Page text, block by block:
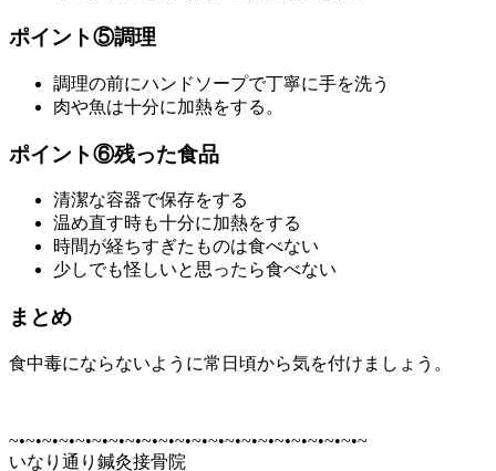
ポイント⑤調理
調理の前にハンドソープで丁寧に手を洗う
肉や魚は十分に加熱をする。
ポイント⑥残った食品
清潔な容器で保存をする
温め直す時も十分に加熱をする
時間が経ちすぎたものは食べない
少しでも怪しいと思ったら食べない
まとめ
食中毒にならないように常日頃から気を付けましょう。
~•~•~•~•~•~•~•~•~•~•~•~•~•~•~•~•~•~•~•~•~•~
いなり通り鍼灸接骨院